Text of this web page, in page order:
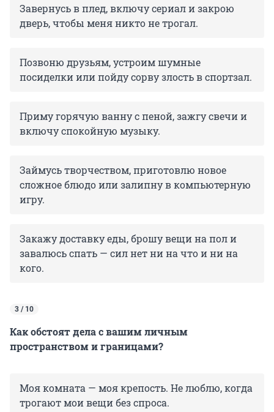
Завернусь в плед, включу сериал и закрою
дверь, чтобы меня никто не трогал.
Позвоню друзьям, устроим шумные
посиделки или пойду сорву злость в спортзал.
Приму горячую ванну с пеной, зажгу свечи и
включу спокойную музыку.
Займусь творчеством, приготовлю новое
сложное блюдо или залипну в компьютерную
игру.
Закажу доставку еды, брошу вещи на пол и
завалюсь спать — сил нет ни на что и ни на
кого.
3 / 10
Как обстоят дела с вашим личным
пространством и границами?
Моя комната — моя крепость. Не люблю, когда
трогают мои вещи без спроса.